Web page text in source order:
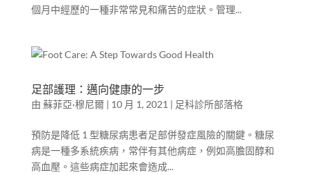
個月中經歷的一種非常常見和痛苦的症狀。管理...
足部護理：邁向健康的一步
由 蘇菲亞·穆尼爾| 10 月 1, 2021 | 足科診所部落格
預防是降低 1 型糖尿病患者足部併發症風險的關鍵。糖尿
病是一種多系統疾病，常伴有其他病症，例如高膽固醇和
高血壓。這些病症加起來會造成...